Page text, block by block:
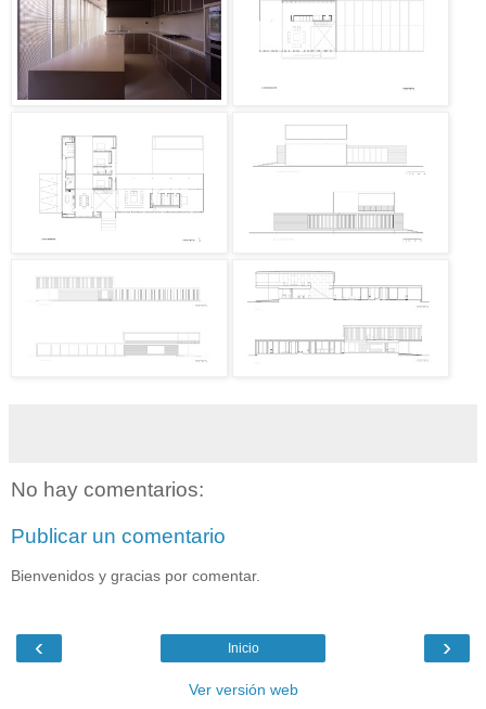
No hay comentarios:
Publicar un comentario
Bienvenidos y gracias por comentar.
‹ ›
Inicio
Ver versión web